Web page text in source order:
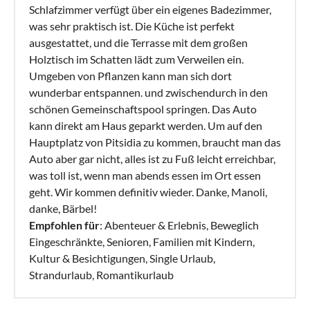
Schlafzimmer verfügt über ein eigenes Badezimmer,
was sehr praktisch ist. Die Küche ist perfekt
ausgestattet, und die Terrasse mit dem großen
Holztisch im Schatten lädt zum Verweilen ein.
Umgeben von Pflanzen kann man sich dort
wunderbar entspannen. und zwischendurch in den
schönen Gemeinschaftspool springen. Das Auto
kann direkt am Haus geparkt werden. Um auf den
Hauptplatz von Pitsidia zu kommen, braucht man das
Auto aber gar nicht, alles ist zu Fuß leicht erreichbar,
was toll ist, wenn man abends essen im Ort essen
geht. Wir kommen definitiv wieder. Danke, Manoli,
danke, Bärbel!
Empfohlen für: Abenteuer & Erlebnis, Beweglich
Eingeschränkte, Senioren, Familien mit Kindern,
Kultur & Besichtigungen, Single Urlaub,
Strandurlaub, Romantikurlaub